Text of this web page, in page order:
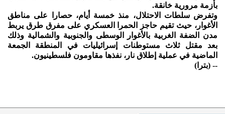
بأزمة مرورية خانقة.
وتفرض سلطات الاحتلال، منذ خمسة أيام، حصارا على مناطق
الأغوار، حيث تقيم حاجز الحمرا العسكري على مفرق طرق يربط
مدن الضفة الغربية بالأغوار الوسطى والجنوبية والشمالية وذلك
بعد مقتل ثلاث مستوطنات إسرائيليات في المنطقة الجمعة
الماضية في عملية إطلاق نار، نفذها مقاومون فلسطينيون.
-- (بترا)